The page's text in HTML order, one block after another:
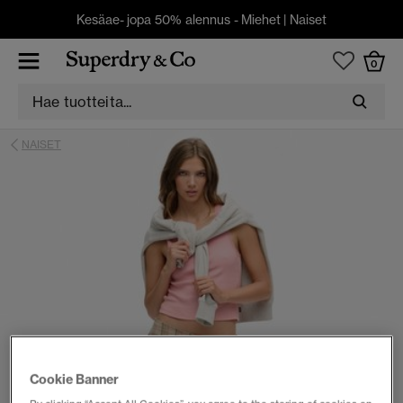
Kesäae- jopa 50% alennus - Miehet | Naiset
0
NAISET
Cookie Banner